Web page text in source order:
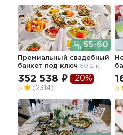
55-60
Премиальный свадебный
банкет под ключ 80.2 кг
352 538 ₽ -20%
5 (2314) 5